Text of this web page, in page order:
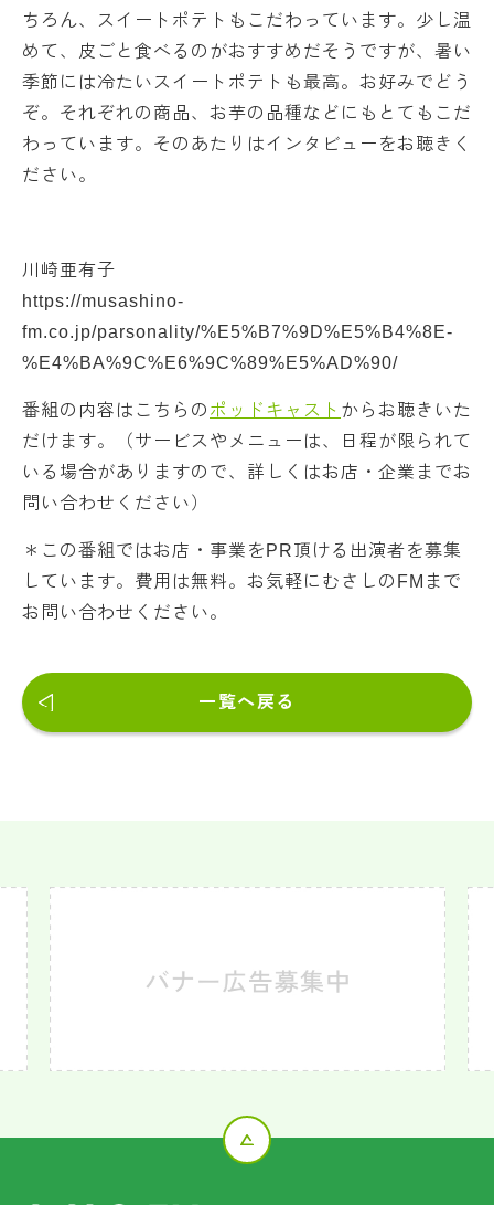
ちろん、スイートポテトもこだわっています。少し温
めて、皮ごと食べるのがおすすめだそうですが、暑い
季節には冷たいスイートポテトも最高。お好みでどう
ぞ。それぞれの商品、お芋の品種などにもとてもこだ
わっています。そのあたりはインタビューをお聴きく
ださい。
川崎亜有子
https://musashino-
fm.co.jp/parsonality/%E5%B7%9D%E5%B4%8E-
%E4%BA%9C%E6%9C%89%E5%AD%90/
番組の内容はこちらの ポッドキャスト からお聴きいた
だけます。（サービスやメニューは、日程が限られて
いる場合がありますので、詳しくはお店・企業までお
問い合わせください）
＊この番組ではお店・事業をPR頂ける出演者を募集
しています。費用は無料。お気軽にむさしのFMまで
お問い合わせください。
一覧へ戻る